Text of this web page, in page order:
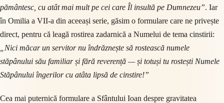
pământesc, cu atât mai mult pe cei care Îl insultă pe Dumnezeu”. Iar
în Omilia a VII-a din aceeași serie, găsim o formulare care ne privește
direct, pentru că leagă rostirea zadarnică a Numelui de tema cinstirii:
„Nici măcar un servitor nu îndrăznește să rostească numele
stăpânului său familiar și fără reverență — și totuși tu rostești Numele
Stăpânului îngerilor cu atâta lipsă de cinstire!”
Cea mai puternică formulare a Sfântului Ioan despre gravitatea